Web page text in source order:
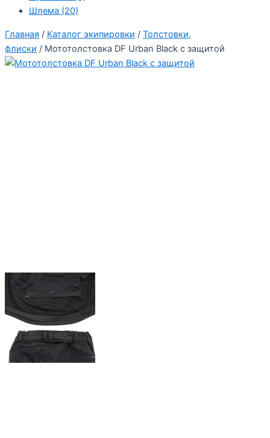
Шлема (20)
Главная / Каталог экипировки / Толстовки,
флиски / Мототолстовка DF Urban Black с защитой